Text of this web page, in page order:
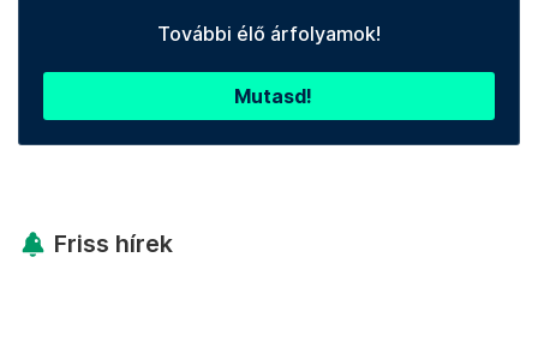
További élő árfolyamok!
Mutasd!
Friss hírek